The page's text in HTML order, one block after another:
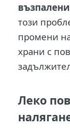
този
промени
храни с
Леко